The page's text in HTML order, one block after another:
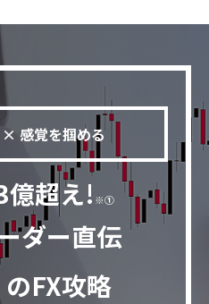
感覚を掴める
億超え! ※①
ダー直伝
のFX攻略